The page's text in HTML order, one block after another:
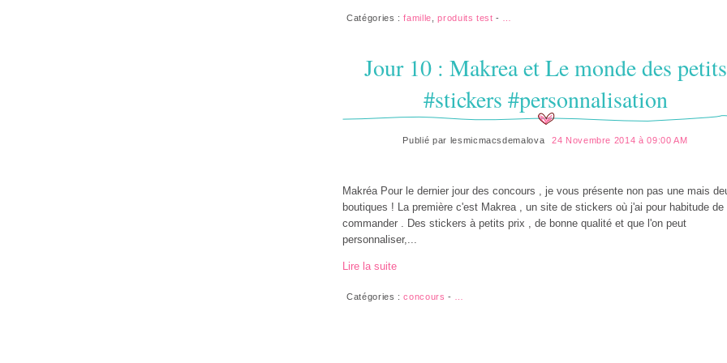
Catégories :famille ,produits test -
Jour 10 : Makrea et Le monde des petits
#stickers #personnalisation
Publié par lesmicmacsdemalova 24 Novembre 2014 à 09:00 AM
Makréa Pour le dernier jour des concours , je vous présente non pas une mais
boutiques ! La première c'est Makrea , un site de stickers où j'ai pour habitude de
commander . Des stickers à petits prix , de bonne qualité et que l'on peut
personnaliser,...
Lire la suite
Catégories :concours -